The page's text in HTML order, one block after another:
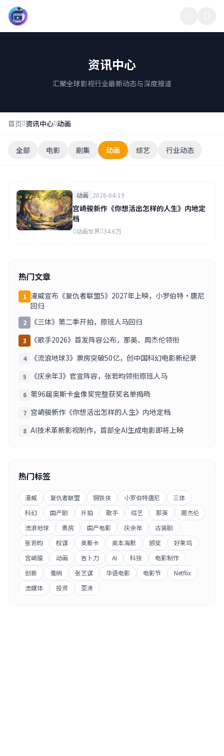
资讯中心
汇聚全球影视行业最新动态与深度报道
首页 资讯中心 动画
全部 电影 剧集 动画 综艺 行业动态
动画 2026-04-19
宫崎骏新作《你想活出怎样的人生》内地定
档
动画世界 34.6万
热门文章
1 漫威宣布《复仇者联盟5》2027年上映，小罗伯特·唐尼
回归
2 《三体》第二季开拍，原班人马回归
3 《歌手2026》首发阵容公布，那英、周杰伦领衔
4 《流浪地球3》票房突破50亿，创中国科幻电影新纪录
5 《庆余年3》官宣阵容，张若昀领衔原班人马
6 第96届奥斯卡金像奖完整获奖名单揭晓
7 宫崎骏新作《你想活出怎样的人生》内地定档
8 AI技术革新影视制作，首部全AI生成电影即将上映
热门标签
漫威 复仇者联盟 钢铁侠 小罗伯特唐尼
三体
科幻
国产剧 开拍 歌手 综艺 那英
周杰伦
流浪地球
票房 国产电影 庆余年
古装剧
张若昀
权谋 奥斯卡 奥本海默 颁奖
好莱坞
宫崎骏
动画 吉卜力 AI 科技
电影制作
创新
戛纳 张艺谋 华语电影 电影节
Netflix
流媒体
投资 亚洲